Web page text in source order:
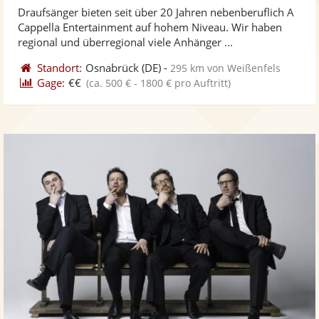
Fotos
5
Draufsänger bieten seit über 20 Jahren nebenberuflich A
Cappella Entertainment auf hohem Niveau. Wir haben
regional und überregional viele Anhänger ...
Standort: Osnabrück (DE) - 295 km von Weißenfels
Gage: €€ (ca. 500 € - 1800 € pro Auftritt)